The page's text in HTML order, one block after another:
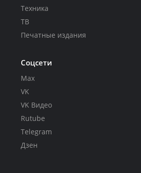
Техника
ТВ
Печатные издания
Соцсети
Max
VK
VK Видео
Rutube
Telegram
Дзен